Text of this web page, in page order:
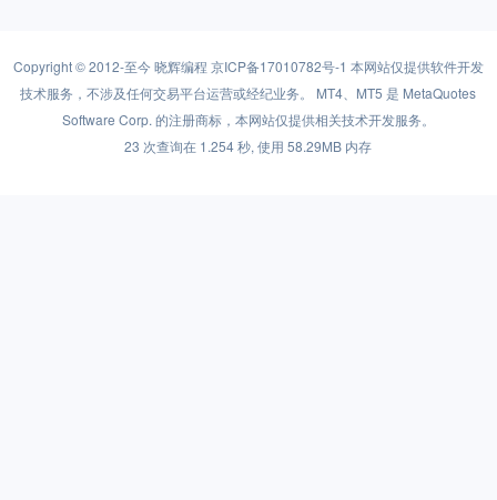
Copyright © 2012-至今晓辉编程 京ICP备17010782号-1 本网站仅提供软件开发
技术服务，不涉及任何交易平台运营或经纪业务。 MT4、MT5 是 MetaQuotes
Software Corp. 的注册商标，本网站仅提供相关技术开发服务。
23 次查询在 1.254 秒, 使用 58.29MB 内存